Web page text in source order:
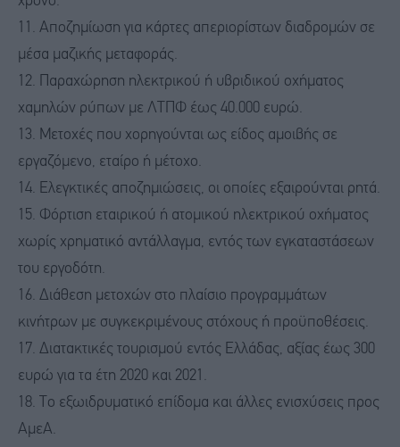
11. Αποζημίωση για κάρτες απεριορίστων διαδρομών σε
μέσα μαζικής μεταφοράς.
12. Παραχώρηση ηλεκτρικού ή υβριδικού οχήματος
χαμηλών ρύπων με ΛΤΠΦ έως 40.000 ευρώ.
13. Μετοχές που χορηγούνται ως είδος αμοιβής σε
εργαζόμενο, εταίρο ή μέτοχο.
14. Ελεγκτικές αποζημιώσεις, οι οποίες εξαιρούνται ρητά.
15. Φόρτιση εταιρικού ή ατομικού ηλεκτρικού οχήματος
χωρίς χρηματικό αντάλλαγμα, εντός των εγκαταστάσεων
του εργοδότη.
16. Διάθεση μετοχών στο πλαίσιο προγραμμάτων
κινήτρων με συγκεκριμένους στόχους ή προϋποθέσεις.
17. Διατακτικές τουρισμού εντός Ελλάδας, αξίας έως 300
ευρώ για τα έτη 2020 και 2021.
18. Το εξωιδρυματικό επίδομα και άλλες ενισχύσεις προς
ΑμεΑ.